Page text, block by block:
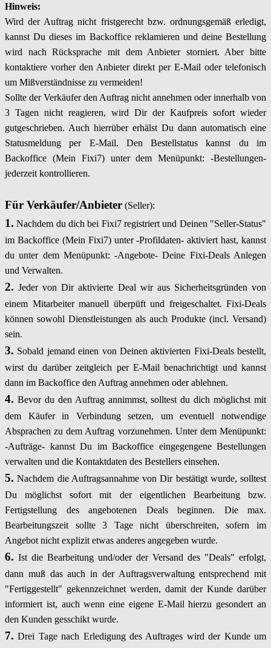
Hinweis:
Wird der Auftrag nicht fristgerecht bzw. ordnungsgemäß erledigt,
kannst Du dieses im Backoffice reklamieren und deine Bestellung
wird nach Rücksprache mit dem Anbieter storniert. Aber bitte
kontaktiere vorher den Anbieter direkt per E-Mail oder telefonisch
um Mißverständnisse zu vermeiden!
Sollte der Verkäufer den Auftrag nicht annehmen oder innerhalb von
3 Tagen nicht reagieren, wird Dir der Kaufpreis sofort wieder
gutgeschrieben. Auch hierrüber erhälst Du dann automatisch eine
Statusmeldung per E-Mail. Den Bestellstatus kannst du im
Backoffice (Mein Fixi7) unter dem Menüpunkt: -Bestellungen-
jederzeit kontrollieren.
Für Verkäufer/Anbieter (Seller):
1. Nachdem du dich bei Fixi7 registriert und Deinen "Seller-Status"
im Backoffice (Mein Fixi7) unter -Profildaten- aktiviert hast, kannst
du unter dem Menüpunkt: -Angebote- Deine Fixi-Deals Anlegen
und Verwalten.
2. Jeder von Dir aktivierte Deal wir aus Sicherheitsgründen von
einem Mitarbeiter manuell überpüft und freigeschaltet. Fixi-Deals
können sowohl Dienstleistungen als auch Produkte (incl. Versand)
sein.
3. Sobald jemand einen von Deinen aktivierten Fixi-Deals bestellt,
wirst du darüber zeitgleich per E-Mail benachrichtigt und kannst
dann im Backoffice den Auftrag annehmen oder ablehnen.
4. Bevor du den Auftrag annimmst, solltest du dich möglichst mit
dem Käufer in Verbindung setzen, um eventuell notwendige
Absprachen zu dem Auftrag vorzunehmen. Unter dem Menüpunkt:
-Aufträge- kannst Du im Backoffice eingegengene Bestellungen
verwalten und die Kontaktdaten des Bestellers einsehen.
5. Nachdem die Auftragsannahme von Dir bestätigt wurde, solltest
Du möglichst sofort mit der eigentlichen Bearbeitung bzw.
Fertigstellung des angebotenen Deals beginnen. Die max.
Bearbeitungszeit sollte 3 Tage nicht überschreiten, sofern im
Angebot nicht explizit etwas anderes angegeben wurde.
6. Ist die Bearbeitung und/oder der Versand des "Deals" erfolgt,
dann muß das auch in der Auftragsverwaltung entsprechend mit
"Fertiggestellt" gekennzeichnet werden, damit der Kunde darüber
informiert ist, auch wenn eine eigene E-Mail hierzu gesondert an
den Kunden gesschikt wurde.
7. Drei Tage nach Erledigung des Auftrages wird der Kunde um